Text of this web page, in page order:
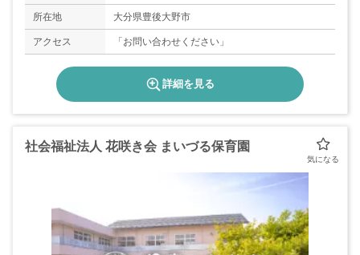
所在地 大分県豊後大野市
アクセス 「お問い合わせください」
詳細を見る
社会福祉法人 花咲き会 まいづる保育園